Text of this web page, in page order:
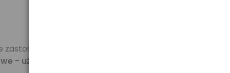
z niepowtarzalną stylistyką.
- używane w bolidach formuły I, ekskluzywne